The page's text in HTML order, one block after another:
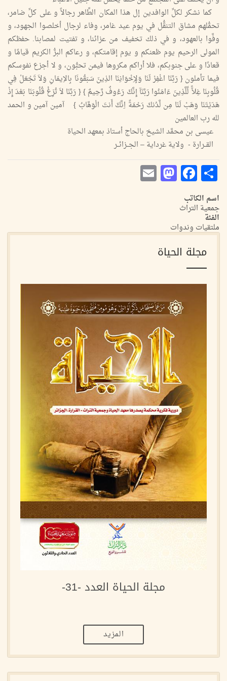
كما نشكر لكلِّ الوافدين إل هذا المكان الطَّاهر رجالاً و على كلِّ ضامر،
تحمُّلهم مشاق التنقُّل في يوم عيد غامر، وفاء لرجال أخلصوا الجهود، و
وفَّوا بالعهود، و في ذلك تخفيف من عزائنا، و تفتيت لمصابنا. حفظكم
المولى الرحيم يوم ظعنكم و يوم إقامتكم، و رعاكم البرُّ الكريم قيامًا و
قعادًا و على جنوبكم، فلا أراكم مكروها فيمن تحبُّون، و لا أجزع نفوسكم
فيما تأملون { رَبَّنَا اغْفِرْ لَنَا وَلإِخْوَانِنَا الذِينَ سَبَقُونَا بِالاِيمَانِ وَلاَ تَجْعَلْ فِي
قُلُوبِنَا غِلاًّ لِّلَّذِينَ ءَامَنُوا رَبَّنَآ إِنَّكَ رَءُوفٌ رَّحِيمٌ } { رَبَّنَا لاَ تُزِغْ قُلُوبَنَا بَعْدَ إِذْ
هَدَيْتَنَا وَهَبْ لَنَا مِن لَّدُنكَ رَحْمَةً اِنَّكَ أَنتَ الْوَهَّابُ } آمين آمين و الحمد
لله رب العالمين
عيسى بن محمَّد الشيخ بالحاج أستاذ بمعهد الحياة
القــرارة - ولاية غرداية – الجــزائــر
Share
Facebook
Mastodon
اسم الكاتب
جمعية التراث
الفئة
ملتقيات وندوات
مجلة الحياة
مجلة الحياة العدد -31-
المزيد